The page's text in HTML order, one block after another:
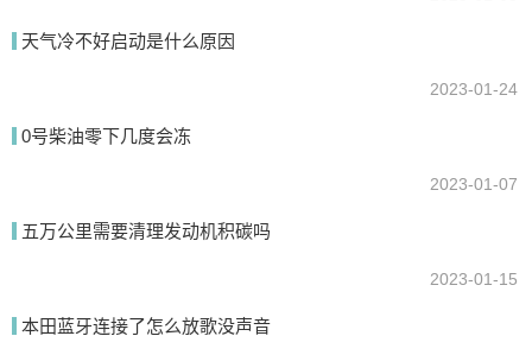
天气冷不好启动是什么原因
2023-01-24
0号柴油零下几度会冻
2023-01-07
五万公里需要清理发动机积碳吗
2023-01-15
本田蓝牙连接了怎么放歌没声音